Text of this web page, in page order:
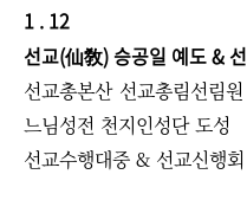
1 . 12
선교(仙敎) 승공일 예도 &
선교총본산 선교총림선림
느님성전 천지인성단 도성
선교수행대중 & 선교신행